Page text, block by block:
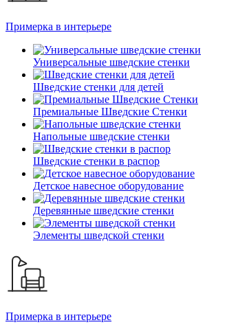
Примерка в интерьере
Универсальные шведские стенки
Шведские стенки для детей
Премиальные Шведские Стенки
Напольные шведские стенки
Шведские стенки в распор
Детское навесное оборудование
Деревянные шведские стенки
Элементы шведской стенки
Примерка в интерьере